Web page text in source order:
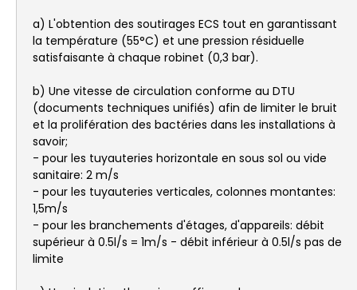
a) L'obtention des soutirages ECS tout en garantissant
la température (55°C) et une pression résiduelle
satisfaisante à chaque robinet (0,3 bar).
b) Une vitesse de circulation conforme au DTU
(documents techniques unifiés) afin de limiter le bruit
et la prolifération des bactéries dans les installations à
savoir;
- pour les tuyauteries horizontale en sous sol ou vide
sanitaire: 2 m/s
- pour les tuyauteries verticales, colonnes montantes:
1,5m/s
- pour les branchements d'étages, d'appareils: débit
supérieur à 0.5l/s = 1m/s - débit inférieur à 0.5l/s pas de
limite